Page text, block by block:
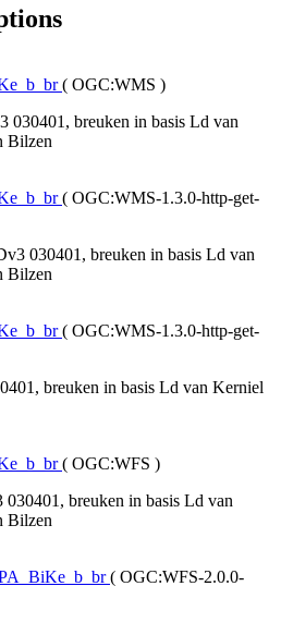
( OGC:WMS )
030401, breuken in basis Ld van
Bilzen
( OGC:WMS-1.3.0-http-get-
030401, breuken in basis Ld van
Bilzen
( OGC:WMS-1.3.0-http-get-
breuken in basis Ld van Kerniel
( OGC:WFS )
breuken in basis Ld van
Bilzen
( OGC:WFS-2.0.0-